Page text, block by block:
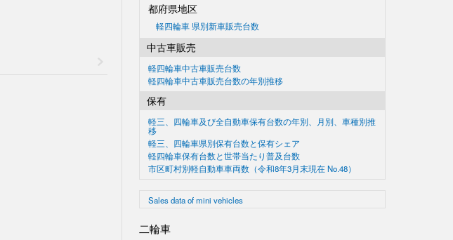
都府県地区
軽四輪車 県別新車販売台数
中古車販売
軽四輪車中古車販売台数
軽四輪車中古車販売台数の年別推移
保有
軽三、四輪車及び全自動車保有台数の年別、月別、車種別推
移
軽三、四輪車県別保有台数と保有シェア
軽四輪車保有台数と世帯当たり普及台数
市区町村別軽自動車車両数（令和8年3月末現在No.48）
Sales data of mini vehicles
二輪車